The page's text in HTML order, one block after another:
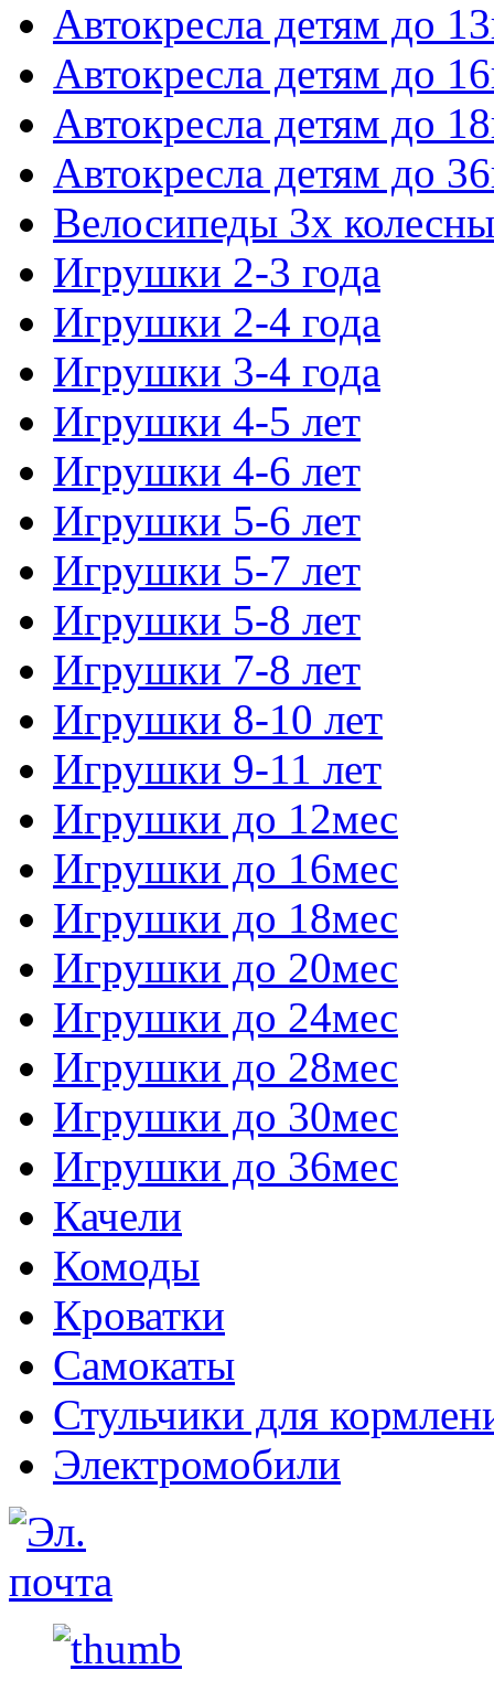
Автокресла детям до
Автокресла детям до
Автокресла детям до
Автокресла детям до
Велосипеды 3х
Игрушки 2-3 года
Игрушки 2-4 года
Игрушки 3-4 года
Игрушки 4-5 лет
Игрушки 4-6 лет
Игрушки 5-6 лет
Игрушки 5-7 лет
Игрушки 5-8 лет
Игрушки 7-8 лет
Игрушки 8-10 лет
Игрушки 9-11 лет
Игрушки до 12мес
Игрушки до 16мес
Игрушки до 18мес
Игрушки до 20мес
Игрушки до 24мес
Игрушки до 28мес
Игрушки до 30мес
Игрушки до 36мес
Качели
Комоды
Кроватки
Самокаты
Стульчики для
Электромобили